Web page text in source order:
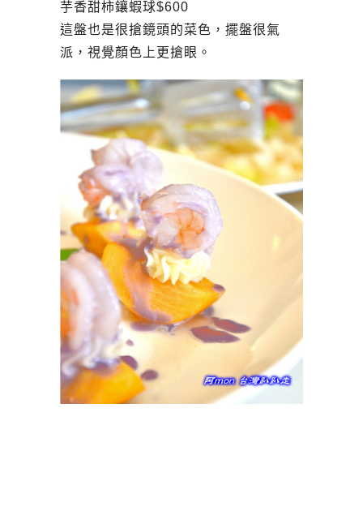
芋香甜柿鑲蝦球$600
這盤也是很搶鏡頭的菜色，擺盤很氣
派，視覺顏色上更搶眼。